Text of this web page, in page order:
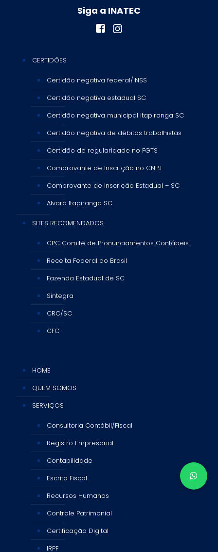
Siga a INATEC
CERTIDÕES
Certidão negativa federal/INSS
Certidão negativa estadual SC
Certidão negativa municipal itapiranga SC
Certidão negativa de débitos trabalhistas
Certidão de regularidade no FGTS
Comprovante de Inscrição no CNPJ
Comprovante de Inscrição Estadual – SC
Alvará Itapiranga SC
SITES RECOMENDADOS
CPC Comitê de Pronunciamentos Contábeis
Receita Federal do Brasil
Fazenda Estadual de SC
Sintegra
CRC/SC
CFC
HOME
QUEM SOMOS
SERVIÇOS
Consultoria Contábil/Fiscal
Registro Empresarial
Contabilidade
Escrita Fiscal
Recursos Humanos
Controle Patrimonial
Certificação Digital
IRPF